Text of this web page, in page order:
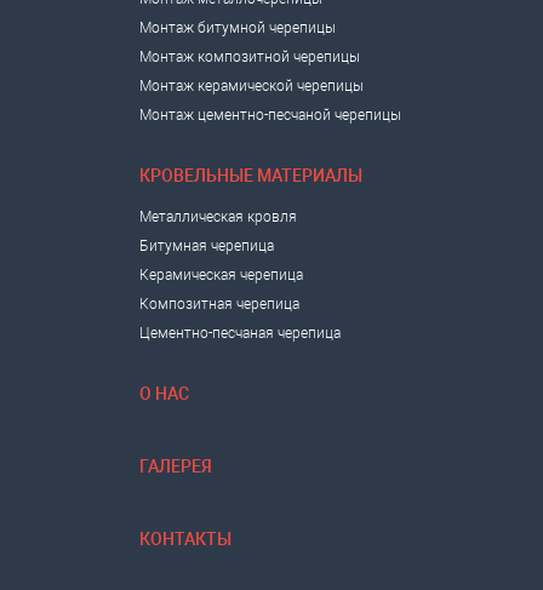
Монтаж битумной черепицы
Монтаж композитной черепицы
Монтаж керамической черепицы
Монтаж цементно-песчаной черепицы
КРОВЕЛЬНЫЕ МАТЕРИАЛЫ
Металлическая кровля
Битумная черепица
Керамическая черепица
Композитная черепица
Цементно-песчаная черепица
О НАС
ГАЛЕРЕЯ
КОНТАКТЫ